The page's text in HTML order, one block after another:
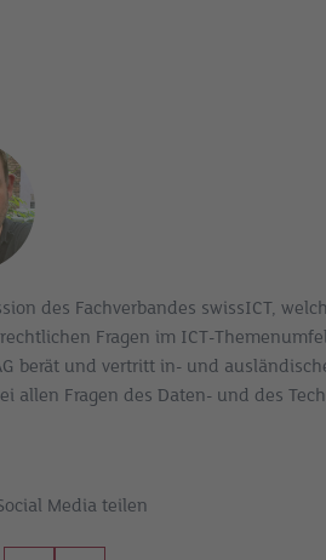
des Fachverbandes swissICT,
Fragen im ICT-
berät und vertritt in- und
allen Fragen des Daten- und des
Media teilen